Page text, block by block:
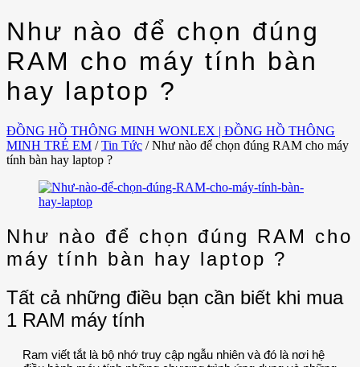
Như nào để chọn đúng
RAM cho máy tính bàn
hay laptop ?
ĐỒNG HỒ THÔNG MINH WONLEX | ĐỒNG HỒ THÔNG
MINH TRẺ EM / Tin Tức / Như nào để chọn đúng RAM cho máy
tính bàn hay laptop ?
Như nào để chọn đúng RAM cho
máy tính bàn hay laptop ?
Tất cả những điều bạn cần biết khi mua
1 RAM máy tính
Ram viết tắt là bộ nhớ truy cập ngẫu nhiên và đó là nơi hệ